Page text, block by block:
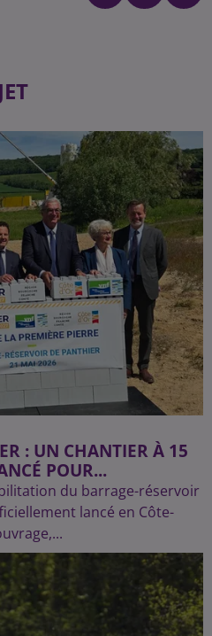
: UN CHANTIER À 15
POUR...
du barrage-réservoir
lancé en Côte-